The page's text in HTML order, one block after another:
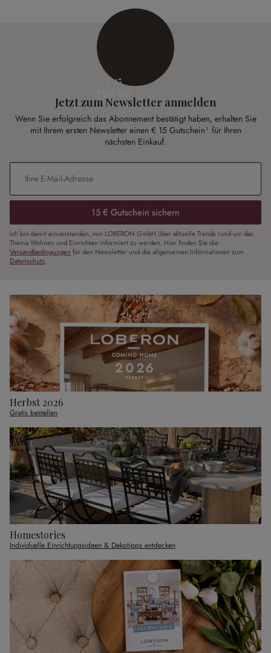
€ 15
Jetzt zum Newsletter anmelden
Wenn Sie erfolgreich das Abonnement bestätigt haben, erhalten Sie
mit Ihrem ersten Newsletter einen € 15 Gutschein¹ für Ihren
nächsten Einkauf.
E-Mail-Adresse*
15 € Gutschein sichern
Ich bin damit einverstanden, von LOBERON GmbH über aktuelle Trends rund um das
Thema Wohnen und Einrichten informiert zu werden. Hier finden Sie die
Versandbedingungen für den Newsletter und die allgemeinen Informationen zum
Datenschutz.
Herbst 2026
Gratis bestellen
Homestories
Individuelle Einrichtungsideen & Dekotipps entdecken